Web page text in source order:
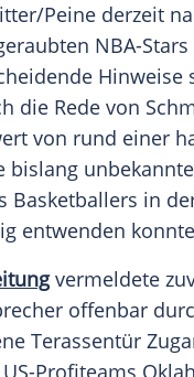
/Peine derzeit
NBA-Stars
Hinweise
die Rede von
von rund einer
bislang
Basketballers in
entwenden
vermeldete
offenbar
Terassentür